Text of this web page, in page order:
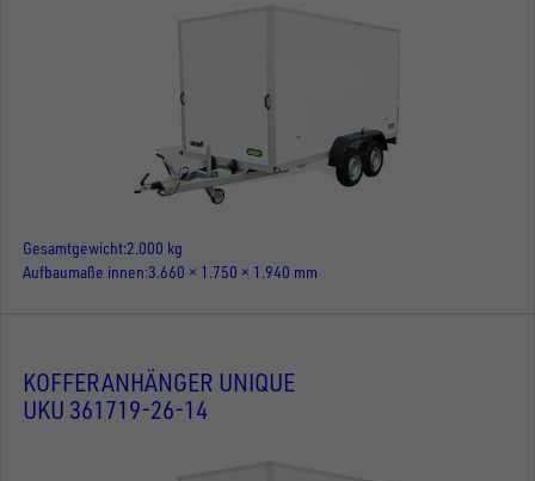
Gesamtgewicht 2.000 kg
Aufbaumaße innen 3.660 × 1.750 × 1.940 mm
KOFFERANHÄNGER UNIQUE
UKU 361719-26-14